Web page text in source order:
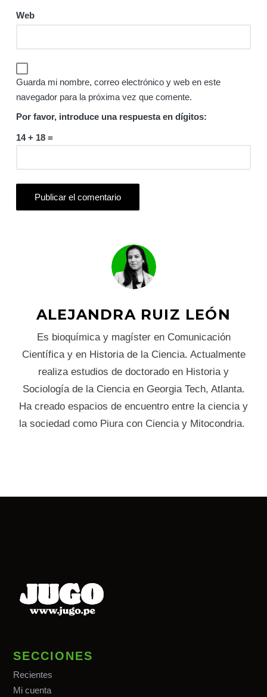
Web
Guarda mi nombre, correo electrónico y web en este
navegador para la próxima vez que comente.
Por favor, introduce una respuesta en dígitos:
14 + 18 =
ALEJANDRA RUIZ LEÓN
Es bioquímica y magíster en Comunicación
Científica y en Historia de la Ciencia. Actualmente
realiza estudios de doctorado en Historia y
Sociología de la Ciencia en Georgia Tech, Atlanta.
Ha creado espacios de encuentro entre la ciencia y
la sociedad como Piura con Ciencia y Mitocondria.
SECCIONES
Recientes
Mi cuenta